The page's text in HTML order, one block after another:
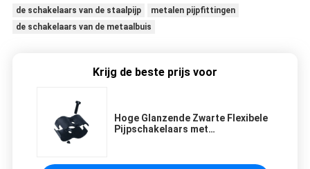
de schakelaars van de staalpijp
metalen pijpfittingen
de schakelaars van de metaalbuis
Krijg de beste prijs voor
Hoge Glanzende Zwarte Flexibele
Pijpschakelaars met